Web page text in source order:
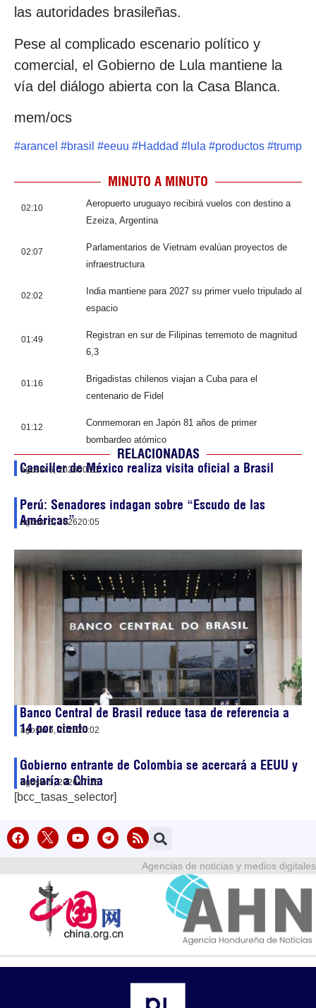
las autoridades brasileñas.
Pese al complicado escenario político y
comercial, el Gobierno de Lula mantiene la
vía del diálogo abierta con la Casa Blanca.
mem/ocs
#arancel #brasil #eeuu #Haddad # lula #productos #trump
MINUTO A MINUTO
02:10
Aeropuerto uruguayo recibirá vuelos con destino a
Ezeiza, Argentina
02:07
Parlamentarios de Vietnam evalúan proyectos de
infraestructura
02:02
India mantiene para 2027 su primer vuelo tripulado al
espacio
01:49
Registran en sur de Filipinas terremoto de magnitud
6,3
01:16
Brigadistas chilenos viajan a Cuba para el
centenario de Fidel
01:12
Conmemoran en Japón 81 años de primer
bombardeo atómico
RELACIONADAS
Canciller de México realiza visita oficial a Brasil
agosto 6, 202600:21
Perú: Senadores indagan sobre “Escudo de las
Américas”
agosto 5, 202620:05
Banco Central de Brasil reduce tasa de referencia a
14 por ciento
agosto 5, 202620:02
Gobierno entrante de Colombia se acercará a EEUU y
alejaría a China
agosto 5, 202617:26
[bcc_tasas_selector]
Agencias de noticias y medios digitales